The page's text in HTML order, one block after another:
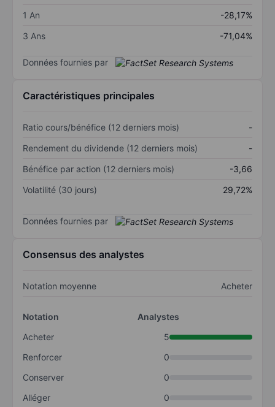
1 An
-28,17%
3 Ans
-71,04%
Données fournies par
Caractéristiques principales
Ratio cours/bénéfice (12 derniers mois)
-
Rendement du dividende (12 derniers mois)
-
Bénéfice par action (12 derniers mois)
-3,66
Volatilité (30 jours)
29,72%
Données fournies par
Consensus des analystes
Notation moyenne Acheter
Notation
Analystes
Acheter
5
Renforcer
0
Conserver
0
Alléger
0